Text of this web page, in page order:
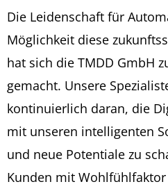
Die Leidenschaft für
Möglichkeit diese
hat sich die TMDD GmbH
gemacht. Unsere
kontinuierlich daran, die
mit unseren intelligenten
und neue Potentiale zu
Kunden mit